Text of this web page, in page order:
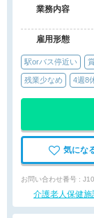
業務内容
雇用形態
駅orバス停近い
残業少なめ 4週8
気にな
お問い合わせ番号 :
介護老人保健